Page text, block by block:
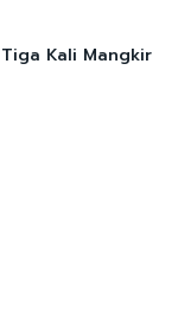
Kali Mangkir